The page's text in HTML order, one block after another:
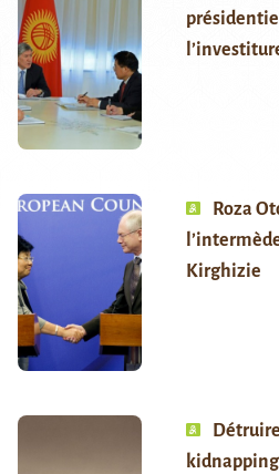
Roza
Kirghizie